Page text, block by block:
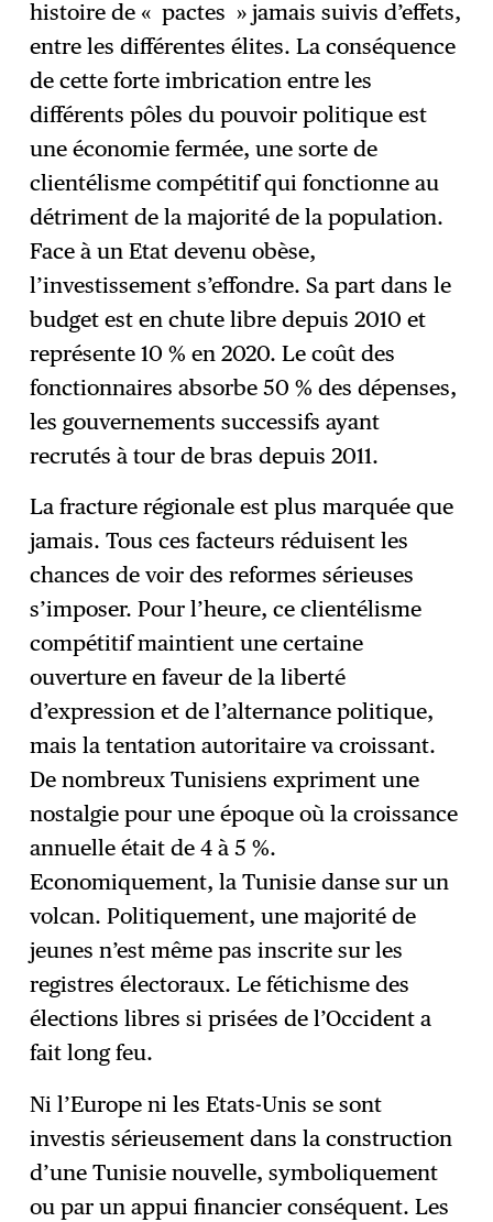
histoire de « pactes » jamais suivis d’effets,
entre les différentes élites. La conséquence
de cette forte imbrication entre les
différents pôles du pouvoir politique est
une économie fermée, une sorte de
clientélisme compétitif qui fonctionne au
détriment de la majorité de la population.
Face à un Etat devenu obèse,
l’investissement s’effondre. Sa part dans le
budget est en chute libre depuis 2010 et
représente 10 % en 2020. Le coût des
fonctionnaires absorbe 50 % des dépenses,
les gouvernements successifs ayant
recrutés à tour de bras depuis 2011.
La fracture régionale est plus marquée que
jamais. Tous ces facteurs réduisent les
chances de voir des reformes sérieuses
s’imposer. Pour l’heure, ce clientélisme
compétitif maintient une certaine
ouverture en faveur de la liberté
d’expression et de l’alternance politique,
mais la tentation autoritaire va croissant.
De nombreux Tunisiens expriment une
nostalgie pour une époque où la croissance
annuelle était de 4 à 5 %.
Economiquement, la Tunisie danse sur un
volcan. Politiquement, une majorité de
jeunes n’est même pas inscrite sur les
registres électoraux. Le fétichisme des
élections libres si prisées de l’Occident a
fait long feu.
Ni l’Europe ni les Etats-Unis se sont
investis sérieusement dans la construction
d’une Tunisie nouvelle, symboliquement
ou par un appui financier conséquent. Les